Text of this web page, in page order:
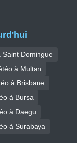
Domingue
à Multan
à Brisbane
à Bursa
à Daegu
à Surabaya